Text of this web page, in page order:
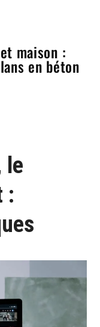
maison :
en béton
le
: